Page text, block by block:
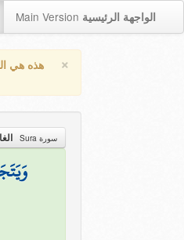
Main Version الواجهة الرئيسية
× هذه هي
سورة Sura